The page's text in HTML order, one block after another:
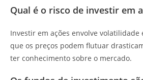
Qual é o risco de investir em
Investir em ações envolve volatilidade
que os preços podem flutuar
ter conhecimento sobre o mercado.